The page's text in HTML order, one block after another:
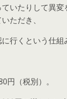
いたりして異
ただき、
行くという仕組
円（税別）。